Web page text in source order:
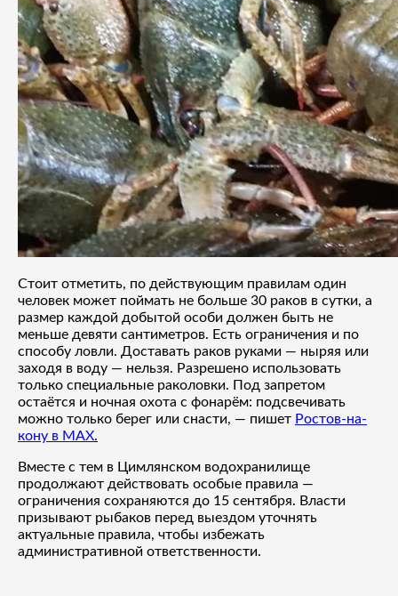
Стоит отметить, по действующим правилам один
человек может поймать не больше 30 раков в сутки, а
размер каждой добытой особи должен быть не
меньше девяти сантиметров. Есть ограничения и по
способу ловли. Доставать раков руками — ныряя или
заходя в воду — нельзя. Разрешено использовать
только специальные раколовки. Под запретом
остаётся и ночная охота с фонарём: подсвечивать
можно только берег или снасти, — пишет Ростов-на-
кону в MAX.
Вместе с тем в Цимлянском водохранилище
продолжают действовать особые правила —
ограничения сохраняются до 15 сентября. Власти
призывают рыбаков перед выездом уточнять
актуальные правила, чтобы избежать
административной ответственности.